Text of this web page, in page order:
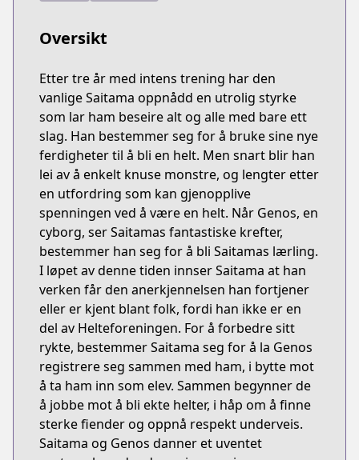
Oversikt
Etter tre år med intens trening har den
vanlige Saitama oppnådd en utrolig styrke
som lar ham beseire alt og alle med bare ett
slag. Han bestemmer seg for å bruke sine nye
ferdigheter til å bli en helt. Men snart blir han
lei av å enkelt knuse monstre, og lengter etter
en utfordring som kan gjenopplive
spenningen ved å være en helt. Når Genos, en
cyborg, ser Saitamas fantastiske krefter,
bestemmer han seg for å bli Saitamas lærling.
I løpet av denne tiden innser Saitama at han
verken får den anerkjennelsen han fortjener
eller er kjent blant folk, fordi han ikke er en
del av Helteforeningen. For å forbedre sitt
rykte, bestemmer Saitama seg for å la Genos
registrere seg sammen med ham, i bytte mot
å ta ham inn som elev. Sammen begynner de
å jobbe mot å bli ekte helter, i håp om å finne
sterke fiender og oppnå respekt underveis.
Saitama og Genos danner et uventet